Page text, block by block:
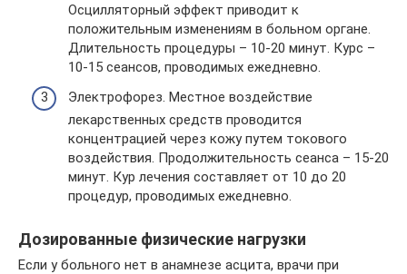
Осцилляторный эффект приводит к
положительным изменениям в больном органе.
Длительность процедуры – 10-20 минут. Курс –
10-15 сеансов, проводимых ежедневно.
Электрофорез. Местное воздействие
лекарственных средств проводится
концентрацией через кожу путем токового
воздействия. Продолжительность сеанса – 15-20
минут. Кур лечения составляет от 10 до 20
процедур, проводимых ежедневно.
Дозированные физические нагрузки
Если у больного нет в анамнезе асцита, врачи при